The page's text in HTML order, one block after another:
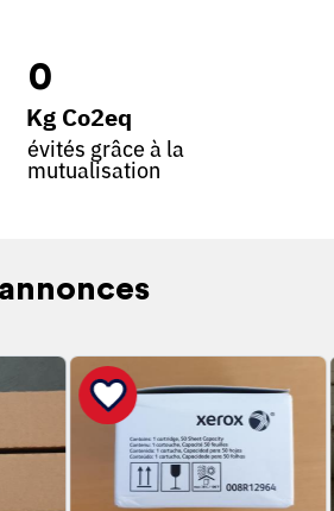
0
Kg Co2eq
évités grâce à la
mutualisation